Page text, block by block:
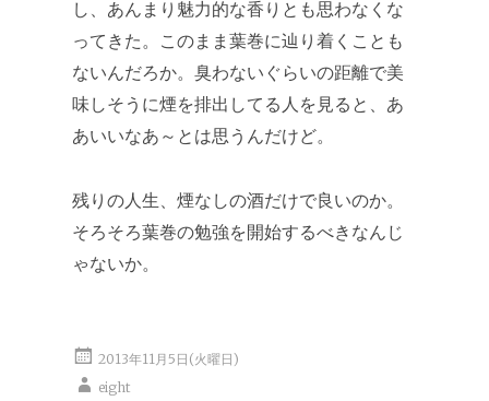
し、あんまり魅力的な香りとも思わなくな
ってきた。このまま葉巻に辿り着くことも
ないんだろか。臭わないぐらいの距離で美
味しそうに煙を排出してる人を見ると、あ
あいいなあ～とは思うんだけど。
残りの人生、煙なしの酒だけで良いのか。
そろそろ葉巻の勉強を開始するべきなんじ
ゃないか。
2013年11月5日(火曜日)
eight